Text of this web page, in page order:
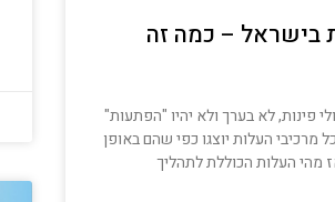
בישראל – כמה זה
פינות, לא בערך ולא יהיו "הפתעות"
מרכיבי העלות יוצגו כפי שהם באופן
מהי העלות הכוללת לתהליך